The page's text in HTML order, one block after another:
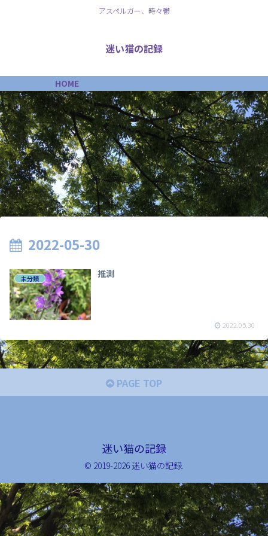
アスペルガー、時々鬱
迷い猫の記録
HOME
2022-05-30
未分類 推測
2022.05.30
PAGE TOP
迷い猫の記録
© 2019-2026 迷い猫の記録.